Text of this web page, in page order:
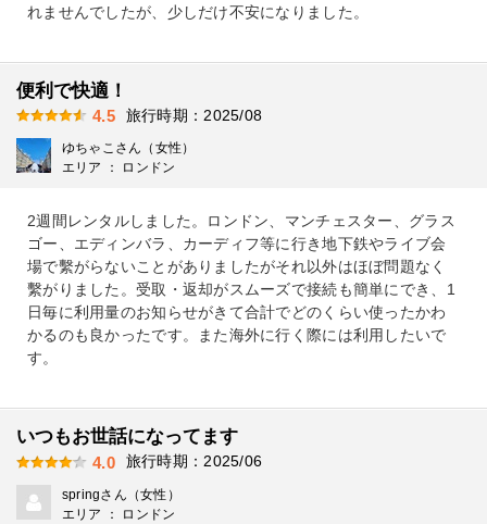
れませんでしたが、少しだけ不安になりました。
便利で快適！
4.5 旅行時期：2025/08
ゆちゃこさん（女性）
エリア ： ロンドン
2週間レンタルしました。ロンドン、マンチェスター、グラス
ゴー、エディンバラ、カーディフ等に行き地下鉄やライブ会
場で繫がらないことがありましたがそれ以外はほぼ問題なく
繫がりました。受取・返却がスムーズで接続も簡単にでき、1
日毎に利用量のお知らせがきて合計でどのくらい使ったかわ
かるのも良かったです。また海外に行く際には利用したいで
す。
いつもお世話になってます
4.0 旅行時期：2025/06
springさん（女性）
エリア ： ロンドン